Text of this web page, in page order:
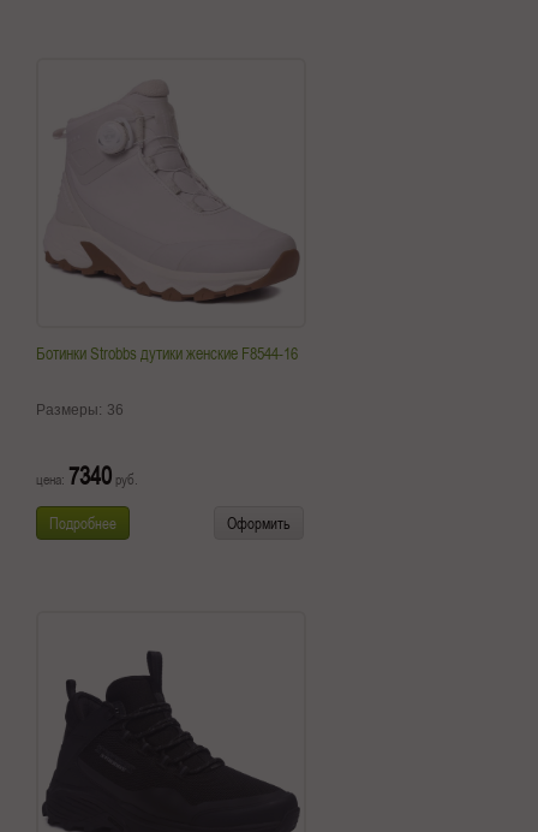
Ботинки Strobbs дутики женские F8544-16
Размеры: 36
цена: 7340 руб.
Подробнее Оформить